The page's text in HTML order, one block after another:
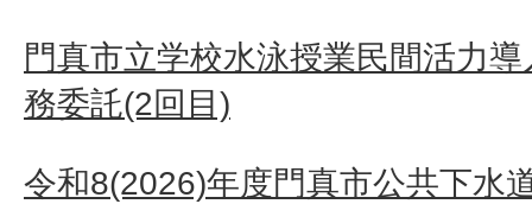
門真市立学校水泳授業民間活力
務委託(2回目)
令和8(2026)年度門真市公共下水